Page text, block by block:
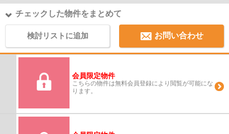
チェックした物件をまとめて
検討リストに追加 お問い合わせ
会員限定物件
こちらの物件は無料会員登録により閲覧が可能にな
ります。